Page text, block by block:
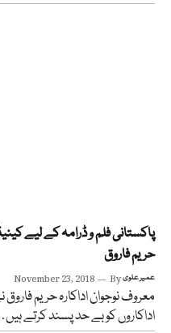
پاکستانی فلم و ڈرامہ کے لیے
حریم فاروق
November 23, 2018 Byعمیر علوی
معروف نوجوان اداکارہ حریم
اداکاروں کو بے حد پسند کرتے